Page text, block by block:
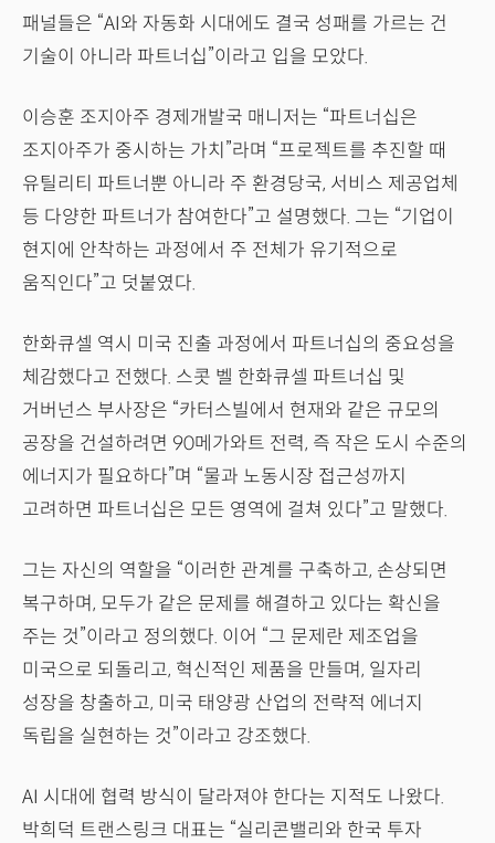
패널들은 “AI와 자동화 시대에도 결국 성패를 가르는 건
기술이 아니라 파트너십”이라고 입을 모았다.
이승훈 조지아주 경제개발국 매니저는 “파트너십은
조지아주가 중시하는 가치”라며 “프로젝트를 추진할 때
유틸리티 파트너뿐 아니라 주 환경당국, 서비스 제공업체
등 다양한 파트너가 참여한다”고 설명했다. 그는 “기업이
현지에 안착하는 과정에서 주 전체가 유기적으로
움직인다”고 덧붙였다.
한화큐셀 역시 미국 진출 과정에서 파트너십의 중요성을
체감했다고 전했다. 스콧 벨 한화큐셀 파트너십 및
거버넌스 부사장은 “카터스빌에서 현재와 같은 규모의
공장을 건설하려면 90메가와트 전력, 즉 작은 도시 수준의
에너지가 필요하다”며 “물과 노동시장 접근성까지
고려하면 파트너십은 모든 영역에 걸쳐 있다”고 말했다.
그는 자신의 역할을 “이러한 관계를 구축하고, 손상되면
복구하며, 모두가 같은 문제를 해결하고 있다는 확신을
주는 것”이라고 정의했다. 이어 “그 문제란 제조업을
미국으로 되돌리고, 혁신적인 제품을 만들며, 일자리
성장을 창출하고, 미국 태양광 산업의 전략적 에너지
독립을 실현하는 것”이라고 강조했다.
AI 시대에 협력 방식이 달라져야 한다는 지적도 나왔다.
박희덕 트랜스링크 대표는 “실리콘밸리와 한국 투자